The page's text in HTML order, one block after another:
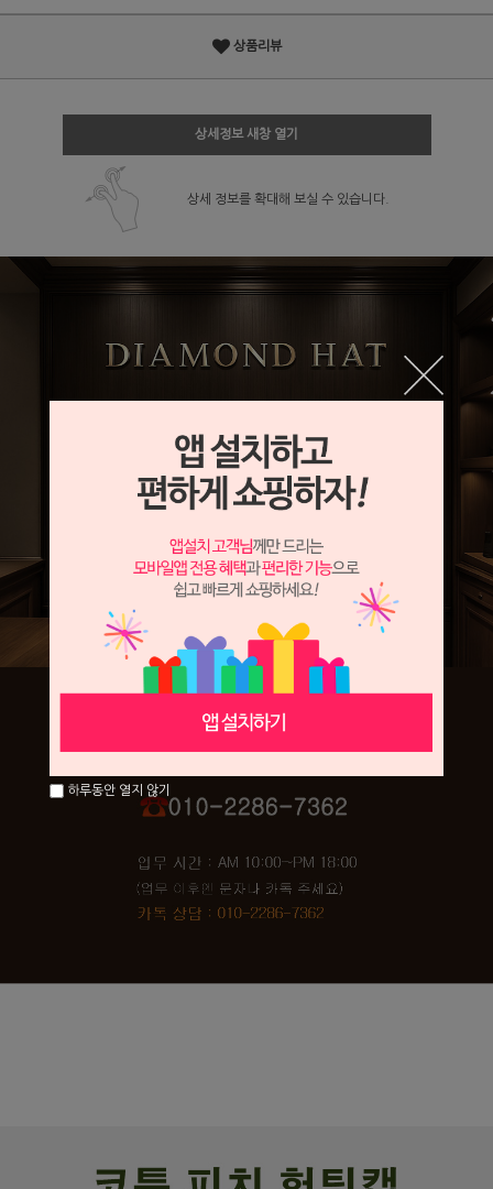
상품리뷰
상세정보 새창 열기
상세 정보를 확대해 보실 수 있습니다.
하루동안 열지 않기